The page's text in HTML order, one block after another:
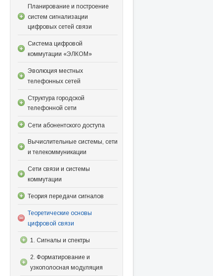
Планирование и построение
систем сигнализации
цифровых сетей связи
Система цифровой
коммутации «ЭЛКОМ»
Эволюция местных
телефонных сетей
Структура городской
телефонной сети
Сети абонентского доступа
Вычислительные системы, сети
и телекоммуникации
Сети связи и системы
коммутации
Теория передачи сигналов
Теоретические основы
цифровой связи
1. Сигналы и спектры
2. Форматирование и
узкополосная модуляция